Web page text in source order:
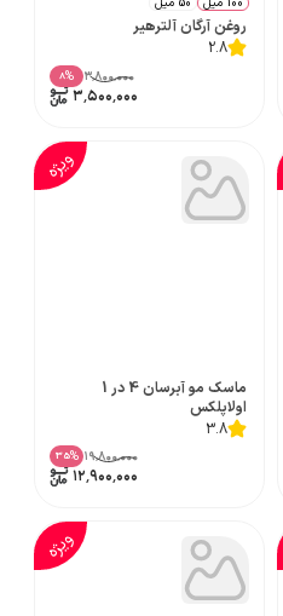
روغن آرگان آلترهیر
2.8
۳٬۸۰۰٬۰۰۰ %
8
۳٬۵۰۰٬۰۰۰
ویژه
ماسک مو آبرسان 4 در 1
اولاپلکس
3.8
۱۹٬۸۰۰٬۰۰۰ %
35
۱۲٬۹۰۰٬۰۰۰
ویژه